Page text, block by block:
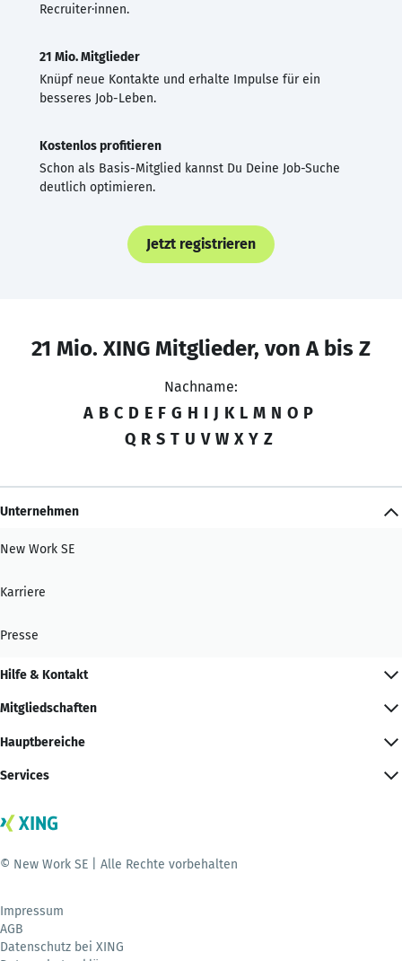
Recruiter·innen.
21 Mio. Mitglieder
Knüpf neue Kontakte und erhalte Impulse für ein
besseres Job-Leben.
Kostenlos profitieren
Schon als Basis-Mitglied kannst Du Deine Job-Suche
deutlich optimieren.
Jetzt registrieren
21 Mio. XING Mitglieder, von A bis Z
Nachname:
A B C D E F G H I J K L M N O P
Q R S T U V W X Y Z
Unternehmen
New Work SE
Karriere
Presse
Hilfe & Kontakt
Mitgliedschaften
Hauptbereiche
Services
© New Work SE | Alle Rechte vorbehalten
Impressum
AGB
Datenschutz bei XING